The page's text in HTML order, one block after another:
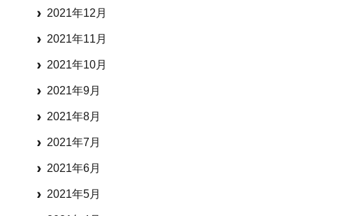
2021年12月
2021年11月
2021年10月
2021年9月
2021年8月
2021年7月
2021年6月
2021年5月